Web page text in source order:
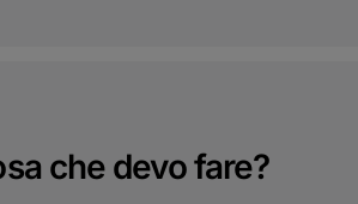
che devo fare?